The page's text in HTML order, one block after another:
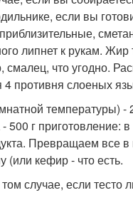
если вы
липнет к рукам.
что угодно.
противня слоеных
температуры)
500 г
Превращаем все
(или кефир - что есть.
случае, если